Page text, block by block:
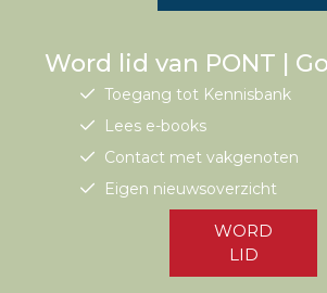
Word lid van PONT |
Toegang tot Kennisbank
Lees e-books
Contact met vakgenoten
Eigen nieuwsoverzicht
WORD
LID